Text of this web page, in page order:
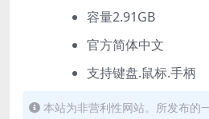
容量2.91GB
官方简体中文
支持键盘.鼠标.手柄
本站为非营利性网站。所发布的